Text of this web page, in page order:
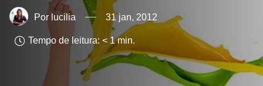
lucilia 31 jan, 2012
Tempo de leitura: < 1 min.